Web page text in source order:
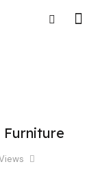
Furniture